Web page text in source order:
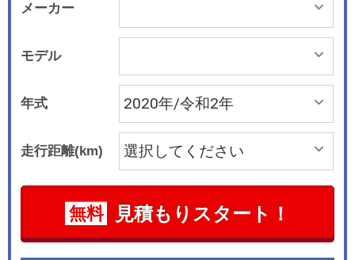
メーカー
モデル
年式
走行距離(km)
無料 見積もりスタート！